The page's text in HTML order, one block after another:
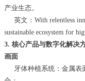
产业生态。
英文：With relentless
sustainable ecosystem for
3. 核心产品与数字化解决
画面
牙体种植系统：金属表